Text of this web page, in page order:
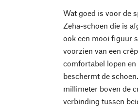
Wat goed is voor de
Zeha-schoen die is
ook een mooi figuur
voorzien van een
comfortabel lopen
beschermt de
millimeter boven de
verbinding tussen